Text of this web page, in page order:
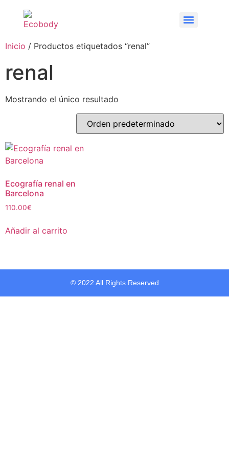
Inicio / Productos etiquetados “renal”
renal
Mostrando el único resultado
Ecografía renal en
Barcelona
110.00€
Añadir al carrito
© 2022 All Rights Reserved